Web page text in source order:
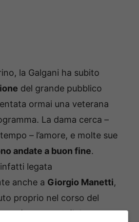
la Galgani ha subito
del grande pubblico
ormai una veterana
La dama cerca –
– l’amore, e molte sue
andate a buon fine.
legata
anche a Giorgio Manetti,
proprio nel corso del
è spesso definito